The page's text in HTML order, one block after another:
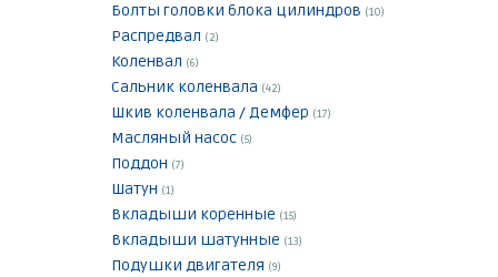
Болты головки блока цилиндров (10)
Распредвал (2)
Коленвал (6)
Сальник коленвала (42)
Шкив коленвала / Демфер (17)
Масляный насос (5)
Поддон (7)
Шатун (1)
Вкладыши коренные (15)
Вкладыши шатунные (13)
Подушки двигателя (9)